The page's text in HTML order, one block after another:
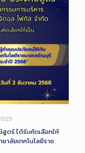
ตร์ ได้รับคัดเลือกให้
าลัยเทคโนโลยีราช